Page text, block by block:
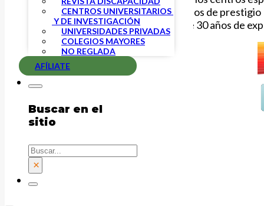
CENTROS UNIVERSITARIOS
Y DE INVESTIGACIÓN
UNIVERSIDADES PRIVADAS
COLEGIOS MAYORES
NO REGLADA
AFÍLIATE
Buscar en el
sitio
Buscar
×
Cirujanos de prestigio
Más de 30 años de